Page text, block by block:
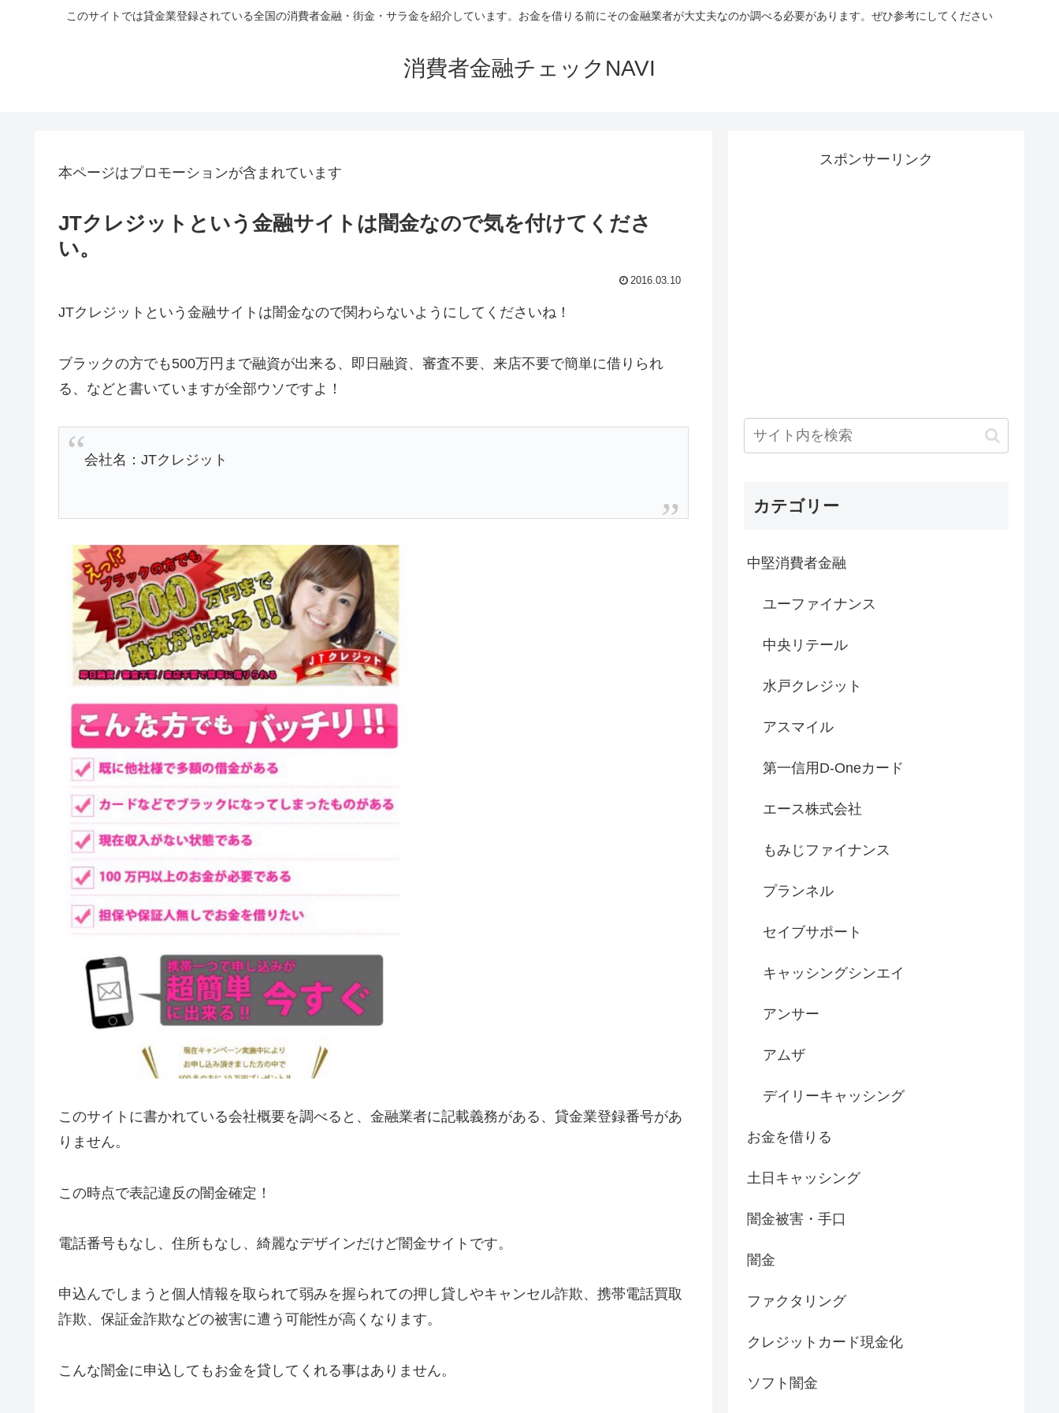
このサイトでは貸金業登録されている全国の消費者金融・街金・サラ金を紹介しています。お金を借りる前にその金融業者が大丈夫なのか調べる必要があります。ぜひ参考にしてください
消費者金融チェックNAVI
本ページはプロモーションが含まれています
JTクレジットという金融サイトは闇金なので気を付けてくださ
い。
2016.03.10
JTクレジットという金融サイトは闇金なので関わらないようにしてくださいね！
ブラックの方でも500万円まで融資が出来る、即日融資、審査不要、来店不要で簡単に借りられ
る、などと書いていますが全部ウソですよ！
会社名：JTクレジット
このサイトに書かれている会社概要を調べると、金融業者に記載義務がある、貸金業登録番号があ
りません。
この時点で表記違反の闇金確定！
電話番号もなし、住所もなし、綺麗なデザインだけど闇金サイトです。
申込んでしまうと個人情報を取られて弱みを握られての押し貸しやキャンセル詐欺、携帯電話買取
詐欺、保証金詐欺などの被害に遭う可能性が高くなります。
こんな闇金に申込してもお金を貸してくれる事はありません。
スポンサーリンク
カテゴリー
中堅消費者金融
ユーファイナンス
中央リテール
水戸クレジット
アスマイル
第一信用D-Oneカード
エース株式会社
もみじファイナンス
プランネル
セイブサポート
キャッシングシンエイ
アンサー
アムザ
デイリーキャッシング
お金を借りる
土日キャッシング
闇金被害・手口
闇金
ファクタリング
クレジットカード現金化
ソフト闇金